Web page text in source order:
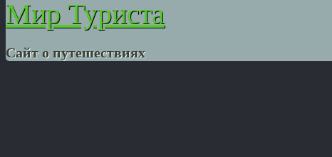
Мир Туриста
Сайт о путешествиях